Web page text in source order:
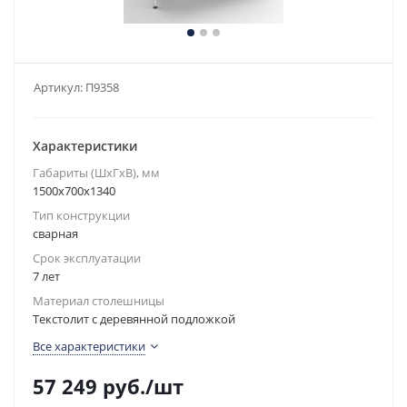
Артикул: П9358
Характеристики
Габариты (ШxГxВ), мм
1500x700x1340
Тип конструкции
сварная
Срок эксплуатации
7 лет
Материал столешницы
Текстолит с деревянной подложкой
Все характеристики
57 249 руб./шт